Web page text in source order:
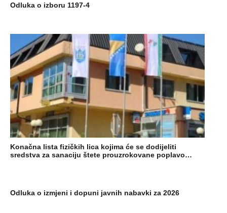
Odluka o izboru 1197-4
Konačna lista fizičkih lica kojima će se dodijeliti
sredstva za sanaciju štete prouzrokovane poplavo…
Odluka o izmjeni i dopuni javnih nabavki za 2026